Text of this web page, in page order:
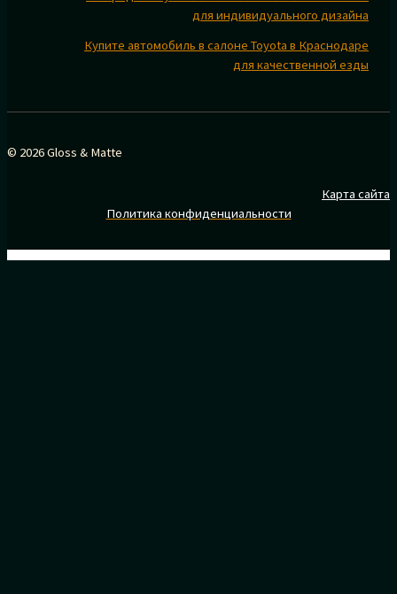
для индивидуального дизайна
Купите автомобиль в салоне Toyota в Краснодаре
для качественной езды
© 2026 Gloss & Matte
Карта сайта
Политика конфиденциальности